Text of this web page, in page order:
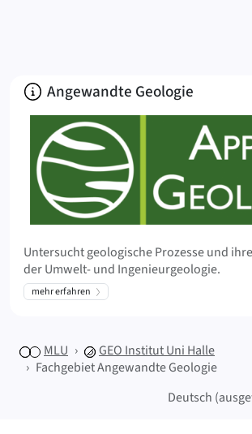
Über
Angewandte Geologie
Untersucht geologische Prozesse und
der Umwelt- und Ingenieurgeologie.
mehr erfahren
MLU GEOInstitut Uni Halle
Fachgebiet Angewandte Geologie
Deutsch